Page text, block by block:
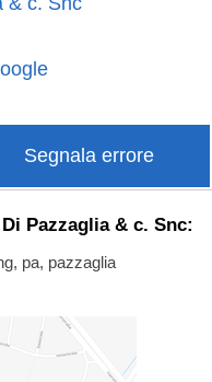
Segnala errore
Pazzaglia & c. Snc:
pa, pazzaglia